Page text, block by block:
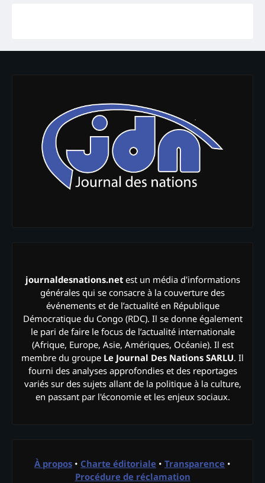
journaldesnations.netest un média d'informations
générales qui se consacre à la couverture des
événements et de l’actualité en République
Démocratique du Congo (RDC). Il se donne également
le pari de faire le focus de l’actualité internationale
(Afrique, Europe, Asie, Amériques, Océanie). Il est
membre du groupe Le Journal Des Nations SARLU. Il
fourni des analyses approfondies et des reportages
variés sur des sujets allant de la politique à la culture,
en passant par l'économie et les enjeux sociaux.
À propos • Charte éditoriale • Transparence •
Procédure de réclamation